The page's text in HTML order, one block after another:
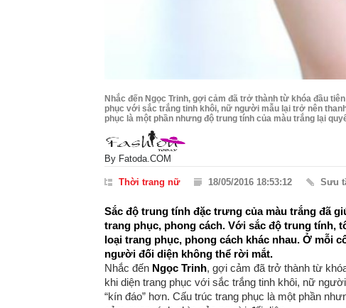
Nhắc đến Ngọc Trinh, gợi cảm đã trở thành từ khóa đầu
phục với sắc trắng tinh khôi, nữ người mẫu lại trở nên
phục là một phần nhưng độ trung tính của màu trắng lại
By Fatoda.COM
Thời trang nữ 18/05/2016 18:53:12 Sưu
Sắc độ trung tính đặc trưng của màu trắng đã
trang phục, phong cách. Với sắc độ trung tính,
loại trang phục, phong cách khác nhau. Ở mỗi
người đối diện không thể rời mắt.
Nhắc đến Ngọc Trinh, gợi cảm đã trở thành từ
khi diện trang phục với sắc trắng tinh khôi, nữ
“kín đáo” hơn. Cấu trúc trang phục là một phần